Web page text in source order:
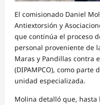
El comisionado Daniel
Antiextorsión y
que continúa el proceso
personal proveniente de
Maras y Pandillas contra
(DIPAMPCO), como parte
unidad especializada.
Molina detalló que, hasta